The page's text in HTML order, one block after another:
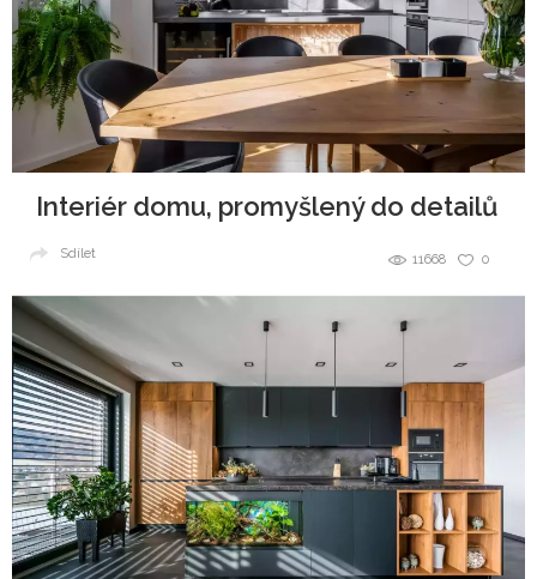
Interiér domu, promyšlený do detailů
0
11668
Sdílet